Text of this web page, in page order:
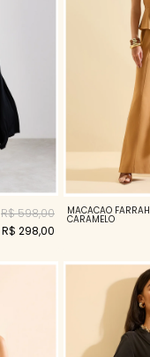
R$ 598,00
R$ 298,00
MACACÃO FARRAH
CARAMELO